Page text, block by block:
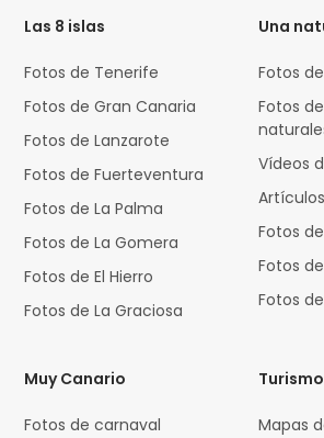
Las 8 islas
Fotos de Tenerife
Fotos de Gran Canaria
Fotos de Lanzarote
Fotos de Fuerteventura
Fotos de La Palma
Fotos de La Gomera
Fotos de El Hierro
Fotos de La Graciosa
Una
Fotos
Fotos
Vídeos
Fotos
Fotos
Fotos
Muy Canario
Fotos de carnaval
Mapas